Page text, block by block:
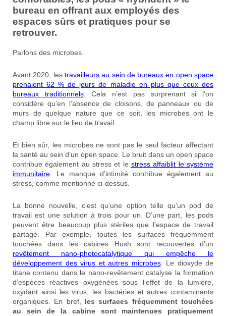
bureau en offrant aux employés des
espaces sûrs et pratiques pour se
retrouver.
Parlons des microbes.
Avant 2020, les travailleurs au sein de bureaux en open space
prenaient 62 % de jours de maladie en plus que ceux des
bureaux traditionnels. Cela n’est pas surprenant si l’on
considère qu’en l’absence de cloisons, de panneaux ou de
murs de quelque nature que ce soit, les microbes ont le
champ libre sur le lieu de travail.
Et bien sûr, les microbes ne sont pas le seul facteur affectant
la santé au sein d’un open space. Le bruit dans un open space
contribue également au stress et le stress affaiblit le système
immunitaire. Le manque d’intimité contribue également au
stress, comme mentionné ci-dessus.
La bonne nouvelle, c’est qu’une option telle qu’un pod de
travail est une solution à trois pour un. D’une part, les pods
peuvent être beaucoup plus stériles que l’espace de travail
partagé. Par exemple, toutes les surfaces fréquemment
touchées dans les cabines Hush sont recouvertes d’un
revêtement nano-photocatalytique qui empêche le
développement des virus et autres microbes. Le dioxyde de
titane contenu dans le nano-revêtement catalyse la formation
d’espèces réactives oxygénées sous l’effet de la lumière,
oxydant ainsi les virus, les bactéries et autres contaminants
organiques. En bref, les surfaces fréquemment touchées
au sein de la cabine sont maintenues pratiquement